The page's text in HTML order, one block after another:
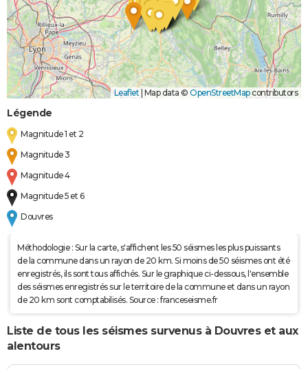
Leaflet Map data © OpenStreetMapcontributors
Légende
Magnitude 1 et 2
Magnitude 3
Magnitude 4
Magnitude 5 et 6
Douvres
Méthodologie : Sur la carte, s'affichent les 50 séismes les plus puissants
de la commune dans un rayon de 20 km. Si moins de 50 séismes ont été
enregistrés, ils sont tous affichés. Sur le graphique ci-dessous, l'ensemble
des séismes enregistrés sur le territoire de la commune et dans un rayon
de 20 km sont comptabilisés. Source : franceseisme.fr
Liste de tous les séismes survenus à Douvres et aux
alentours